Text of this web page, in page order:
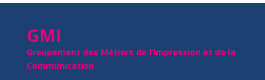
GMI
Groupement des Métiers de l’Impression et de la
Communication